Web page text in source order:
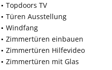
Topdoors TV
Türen Ausstellung
Windfang
Zimmertüren einbauen
Zimmertüren Hilfevideo
Zimmertüren mit Glas